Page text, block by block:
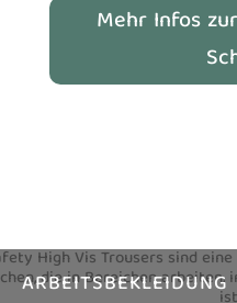
Mehr Infos
ARBEITSBEKLEIDUNG